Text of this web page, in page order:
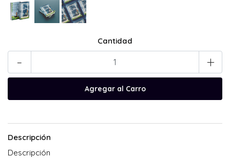
Cantidad
- +
Descripción
Descripción